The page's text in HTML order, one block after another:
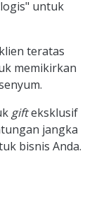
untuk
teratas
memikirkan
gifteksklusif
jangka
bisnis Anda.